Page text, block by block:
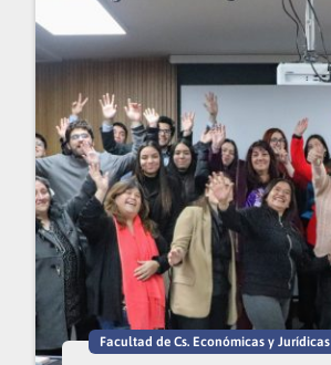
Facultad de Cs. Económicas y Jurídicas